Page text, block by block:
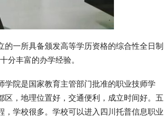
一所具备颁发高等学历资格的综合性全日制
分丰富的办学经验。
院是国家教育主管部门批准的职业技师学
，地理位置好，交通便利，成立时间好。五
学校很多。学校可以进入四川托普信息职业